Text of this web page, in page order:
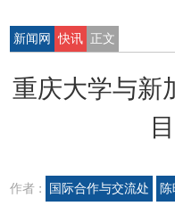
新闻网 快讯 正文
重庆大学与新
作者 : 国际合作与交流处